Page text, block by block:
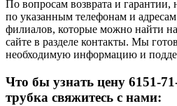
По вопросам возврата и гарантии,
по указанным телефонам и
филиалов, которые можно найти
сайте в разделе контакты. Мы
необходимую информацию и
Что бы узнать цену 6151-
трубка свяжитесь с нами: